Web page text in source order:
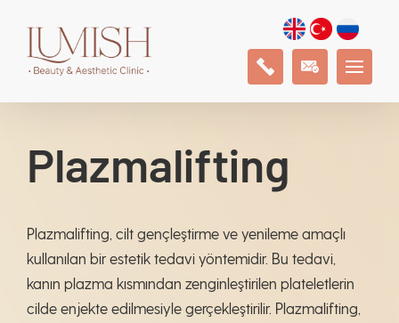
Plazmalifting
Plazmalifting, cilt gençleştirme ve yenileme amaçlı
kullanılan bir estetik tedavi yöntemidir. Bu tedavi,
kanın plazma kısmından zenginleştirilen plateletlerin
cilde enjekte edilmesiyle gerçekleştirilir. Plazmalifting,